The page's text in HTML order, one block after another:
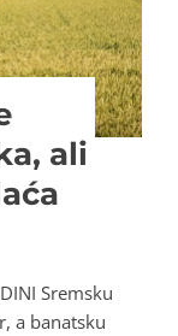
ali
Sremsku
a banatsku